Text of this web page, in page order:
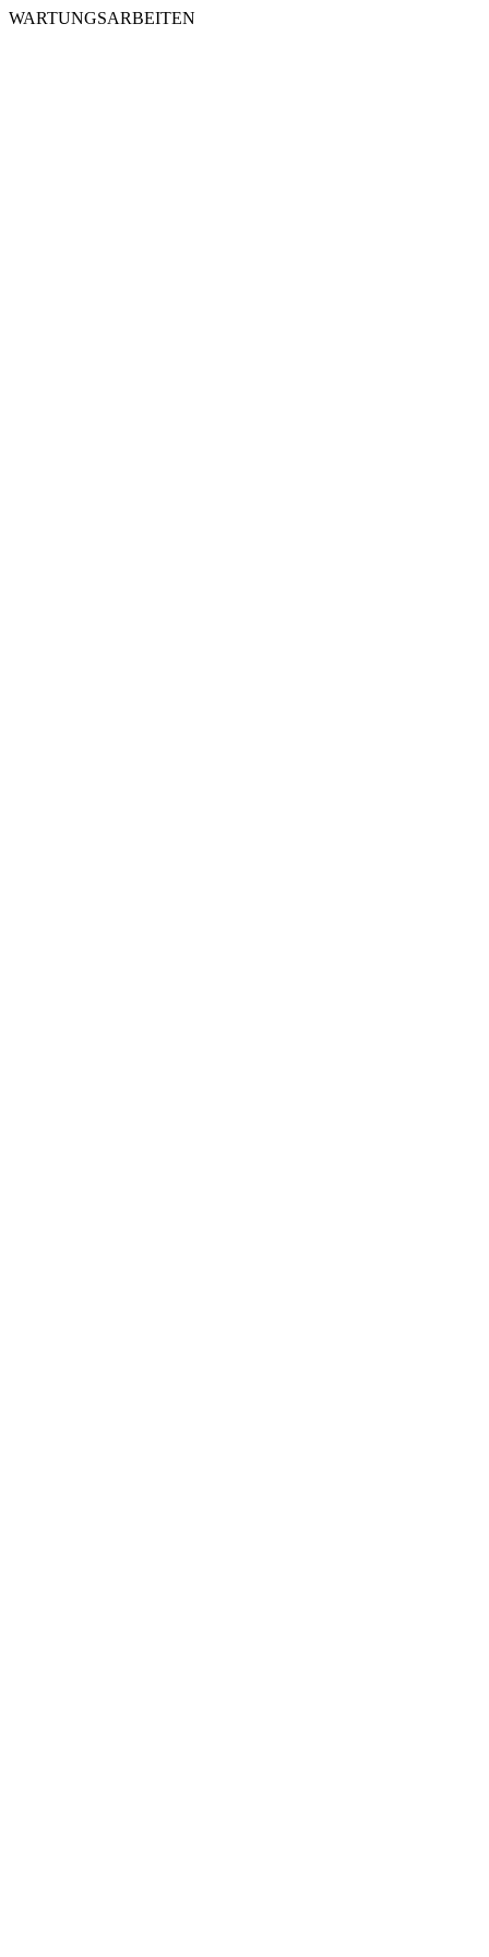
WARTUNGSARBEITEN